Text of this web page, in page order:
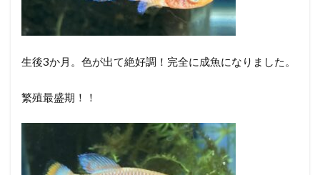
生後3か月。色が出て絶好調！完全に成魚になりました。
繁殖最盛期！！